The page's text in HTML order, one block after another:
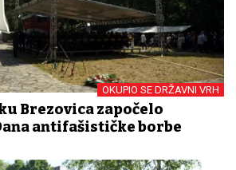
OKUPIO SE DRŽAVNI VRH
Brezovica započelo
antifašističke borbe